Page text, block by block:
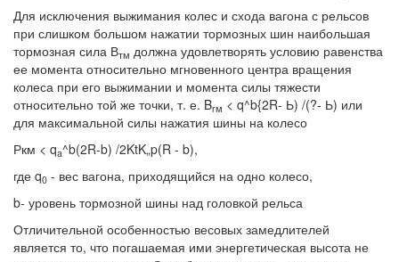
Для исключения выжимания колес и схода вагона с рельсов
при слишком большом нажатии тормозных шин наибольшая
тормозная сила Втм должна удовлетворять условию равенства
ее момента относительно мгновенного центра вращения
колеса при его выжимании и момента силы тяжести
относительно той же точки, т. е. Brм < q^b{2R- Ь) /(?- Ь) или
для максимальной силы нажатия шины на колесо
Ркм < qa^b(2R-b) /2KtK„p(R - b),
где q0 - вес вагона, приходящийся на одно колесо,
b- уровень тормозной шины над головкой рельса
Отличительной особенностью весовых замедлителей
является то, что погашаемая ими энергетическая высота не